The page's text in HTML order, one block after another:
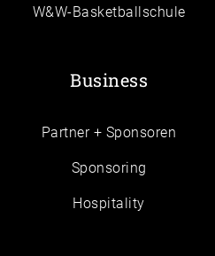
W&W-Basketballschule
Business
Partner + Sponsoren
Sponsoring
Hospitality